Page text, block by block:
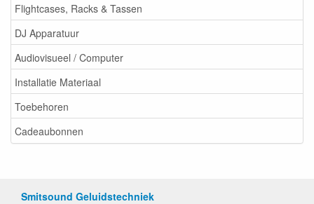
Flightcases, Racks & Tassen
DJ Apparatuur
Audiovisueel / Computer
Installatie Materiaal
Toebehoren
Cadeaubonnen
Smitsound Geluidstechniek